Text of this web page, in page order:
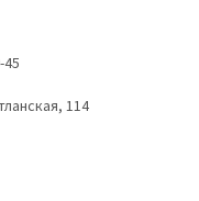
45
114